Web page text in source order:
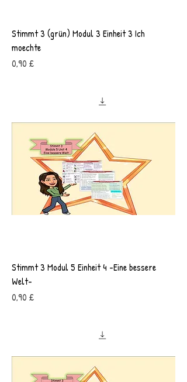
Stimmt 3 (grün) Modul 3 Einheit 3 Ich
moechte
Preis
0,90 £
Stimmt 3 Modul 5 Einheit 4 -Eine bessere
Welt-
Preis
0,90 £